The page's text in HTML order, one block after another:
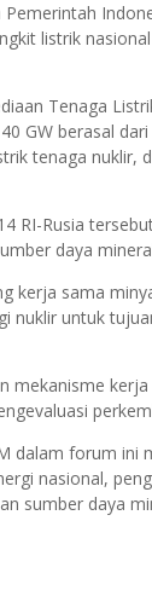
listrik
Tenaga
GW berasal
tenaga
RI-Rusia
daya
kerja sama
nuklir untuk
mekanisme
dalam forum ini
nasional,
sumber daya